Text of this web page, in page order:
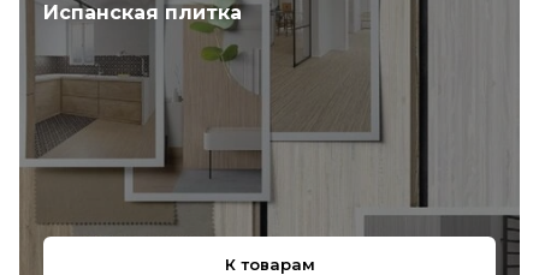
Испанская плитка
К товарам